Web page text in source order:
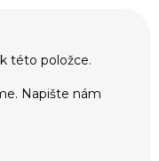
této položce.